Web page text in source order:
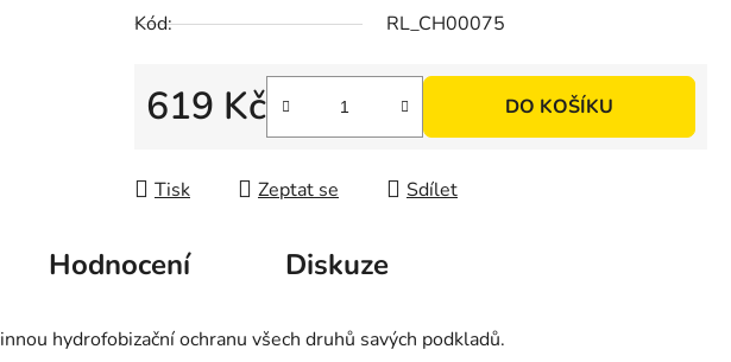
Kód:
RL_CH00075
619 Kč DO KOŠÍKU
Tisk Zeptat se Sdílet
Hodnocení Diskuze
hydrofobizační ochranu všech druhů savých podkladů.